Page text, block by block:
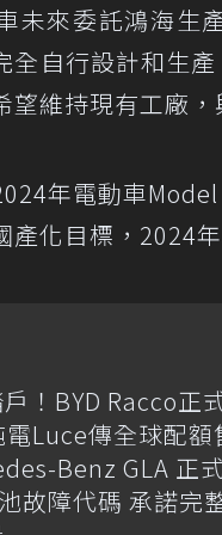
未來委託鴻海生
全自行設計和生
望維持現有工廠
年電動車
產化目標，2024
！BYD Racco
Luce傳全球配
Benz GLA 正
故障代碼 承諾完